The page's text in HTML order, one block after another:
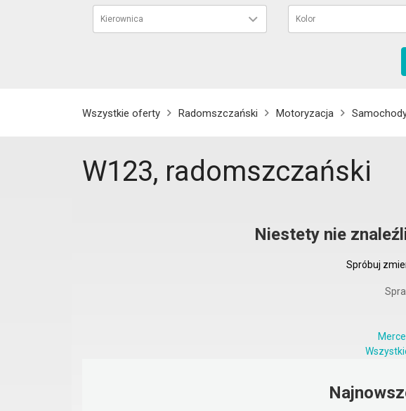
Kierownica Kolor
Wszystkie oferty Radomszczański Motoryzacja
W123, radomszczański
Niestety nie
Spróbuj